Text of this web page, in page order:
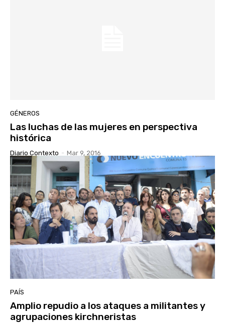
GÉNEROS
Las luchas de las mujeres en perspectiva
histórica
Diario Contexto - Mar 9, 2016
PAÍS
Amplio repudio a los ataques a militantes y
agrupaciones kirchneristas